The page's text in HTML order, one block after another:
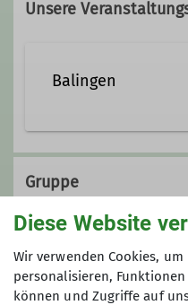
Unsere
Balingen
Gruppe
reife Bergler
Diese Website
Wir verwenden Cookies,
personalisieren,
können und Zugriffe auf